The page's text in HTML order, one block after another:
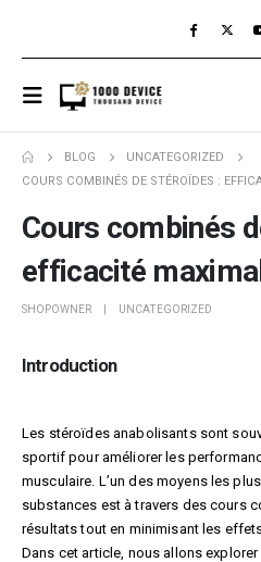
BLOG
UNCATEGORIZED
COURS COMBINÉS DE STÉROÏDES :
Cours combinés
efficacité
SHOPOWNER UNCATEGORIZED
Introduction
Les stéroïdes anabolisants sont
sportif pour améliorer les
musculaire. L’un des moyens les
substances est à travers des cours
résultats tout en minimisant les
Dans cet article, nous allons